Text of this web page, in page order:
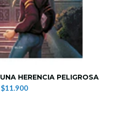
HERENCIA PELIGROSA
$11.900